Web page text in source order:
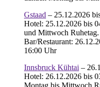
Gstaad – 25.12.2026
Hotel: 25.12.2026 bis
und Mittwoch Ruhetag.
Bar/Restaurant:
16:00 Uhr
Innsbruck Kühtai –
Hotel: 26.12.2026 bis
Montag bis Mittwoch